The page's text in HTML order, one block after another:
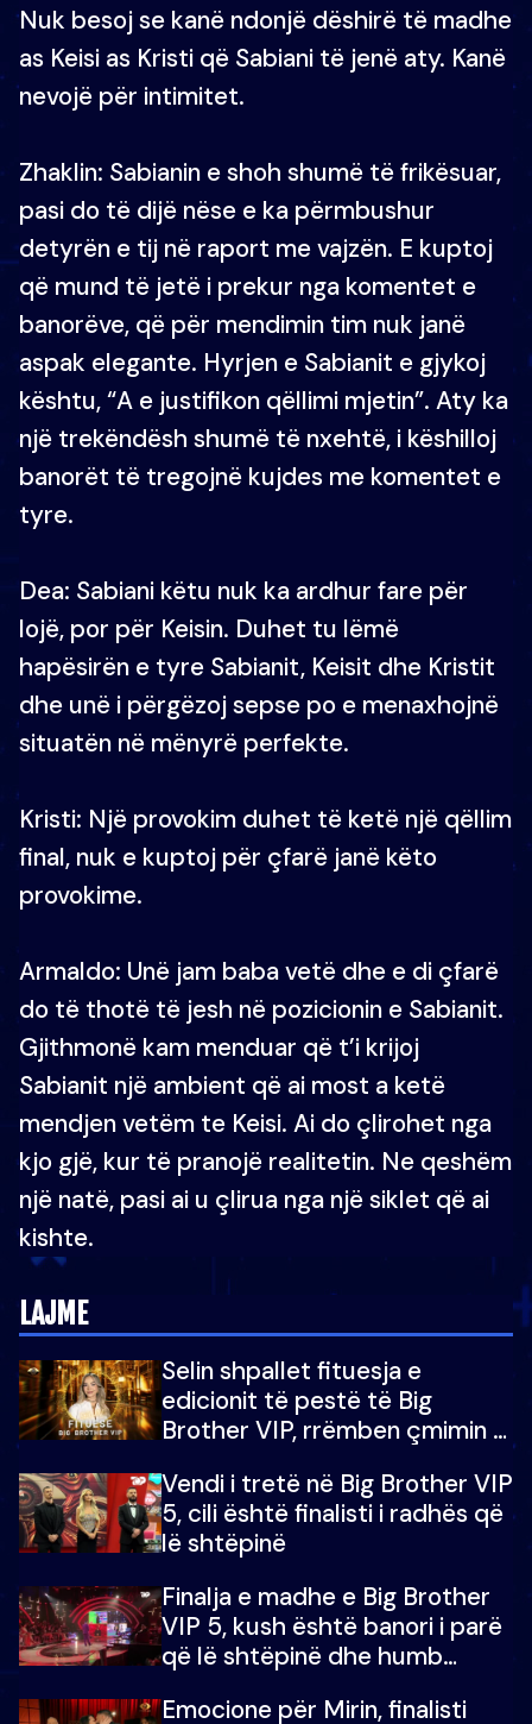
Nuk besoj se kanë ndonjë dëshirë të madhe
as Keisi as Kristi që Sabiani të jenë aty. Kanë
nevojë për intimitet.
Zhaklin: Sabianin e shoh shumë të frikësuar,
pasi do të dijë nëse e ka përmbushur
detyrën e tij në raport me vajzën. E kuptoj
që mund të jetë i prekur nga komentet e
banorëve, që për mendimin tim nuk janë
aspak elegante. Hyrjen e Sabianit e gjykoj
kështu, “A e justifikon qëllimi mjetin”. Aty ka
një trekëndësh shumë të nxehtë, i këshilloj
banorët të tregojnë kujdes me komentet e
tyre.
Dea: Sabiani këtu nuk ka ardhur fare për
lojë, por për Keisin. Duhet tu lëmë
hapësirën e tyre Sabianit, Keisit dhe Kristit
dhe unë i përgëzoj sepse po e menaxhojnë
situatën në mënyrë perfekte.
Kristi: Një provokim duhet të ketë një qëllim
final, nuk e kuptoj për çfarë janë këto
provokime.
Armaldo: Unë jam baba vetë dhe e di çfarë
do të thotë të jesh në pozicionin e Sabianit.
Gjithmonë kam menduar që t’i krijoj
Sabianit një ambient që ai most a ketë
mendjen vetëm te Keisi. Ai do çlirohet nga
kjo gjë, kur të pranojë realitetin. Ne qeshëm
një natë, pasi ai u çlirua nga një siklet që ai
kishte.
LAJME
Selin shpallet fituesja e
edicionit të pestë të Big
Brother VIP, rrëmben çmimin e
Vendi i tretë në Big Brother VIP
5, cili është finalisti i radhës që
lë shtëpinë
Finalja e madhe e Big Brother
VIP 5, kush është banori i parë
që lë shtëpinë dhe humb
çmimin e madh
Emocione për Mirin, finalisti